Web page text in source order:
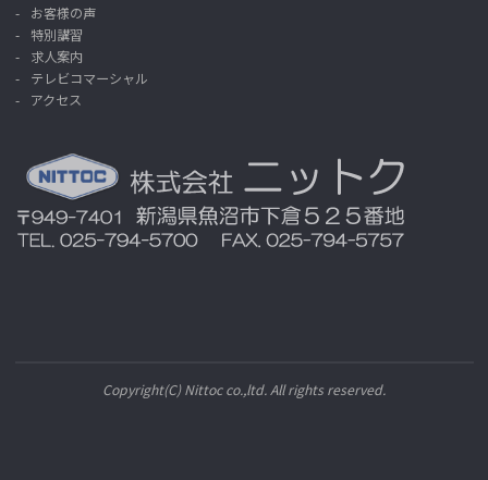
お客様の声
特別講習
求人案内
テレビコマーシャル
アクセス
Copyright(C) Nittoc co.,ltd. All rights reserved.